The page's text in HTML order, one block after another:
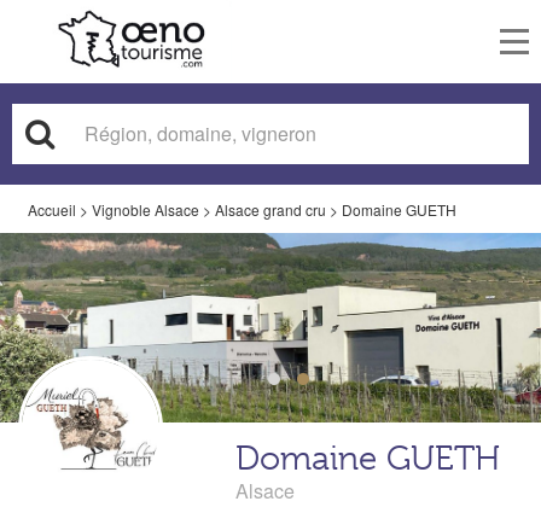
Accueil > Vignoble Alsace > Alsace grand cru > Domaine GUETH
Domaine GUETH
Alsace